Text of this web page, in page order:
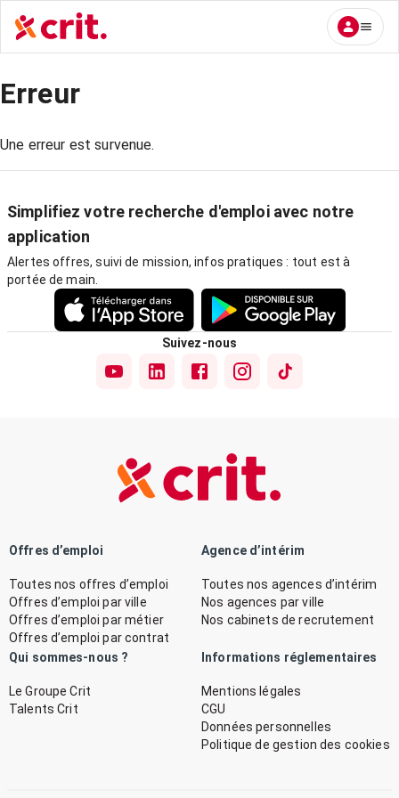
Erreur
Une erreur est survenue.
Simplifiez votre recherche d'emploi avec notre
application
Alertes offres, suivi de mission, infos pratiques : tout est à
portée de main.
Suivez-nous
Offres d’emploi
Toutes nos offres d’emploi
Offres d’emploi par ville
Offres d’emploi par métier
Offres d’emploi par contrat
Agence d’intérim
Toutes nos agences d’intérim
Nos agences par ville
Nos cabinets de recrutement
Qui sommes-nous ?
Le Groupe Crit
Talents Crit
Informations réglementaires
Mentions légales
CGU
Données personnelles
Politique de gestion des cookies